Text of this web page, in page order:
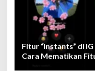
Fitur “Instants” di
Cara Mematikan